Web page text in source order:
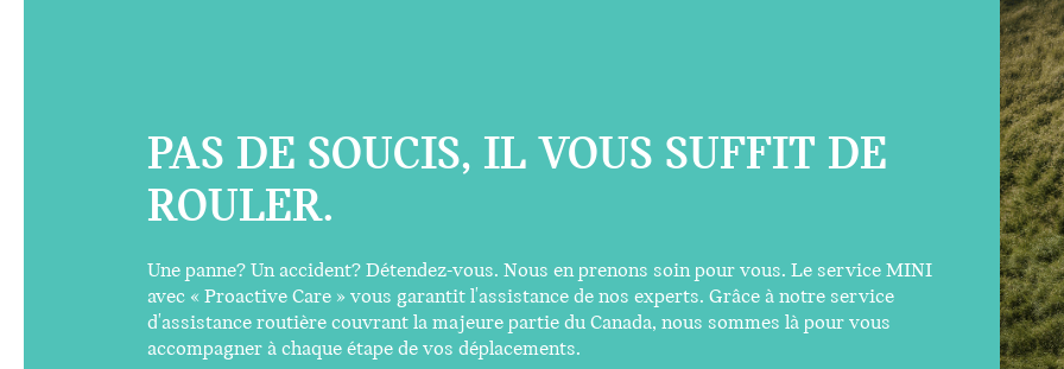
PAS DE SOUCIS, IL VOUS SUFFIT DE
ROULER.
Une panne? Un accident? Détendez-vous. Nous en prenons soin pour vous. Le service MINI
avec « Proactive Care » vous garantit l'assistance de nos experts. Grâce à notre service
d'assistance routière couvrant la majeure partie du Canada, nous sommes là pour vous
accompagner à chaque étape de vos déplacements.